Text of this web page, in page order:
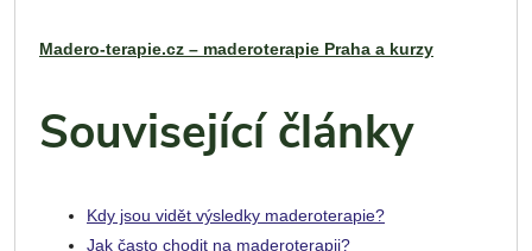
Madero-terapie.cz – maderoterapie Praha a kurzy
Související články
Kdy jsou vidět výsledky maderoterapie?
Jak často chodit na maderoterapii?